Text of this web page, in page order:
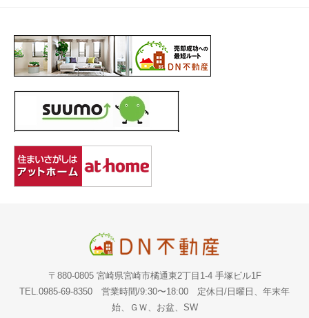
〒880-0805 宮崎県宮崎市橘通東2丁目1-4 手塚ビル1F
TEL.0985-69-8350 営業時間/9:30〜18:00 定休日/日曜日、年末年
始、ＧＷ、お盆、SW